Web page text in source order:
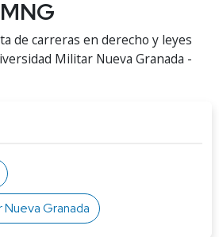
de carreras en derecho y leyes
Militar Nueva Granada -
Granada